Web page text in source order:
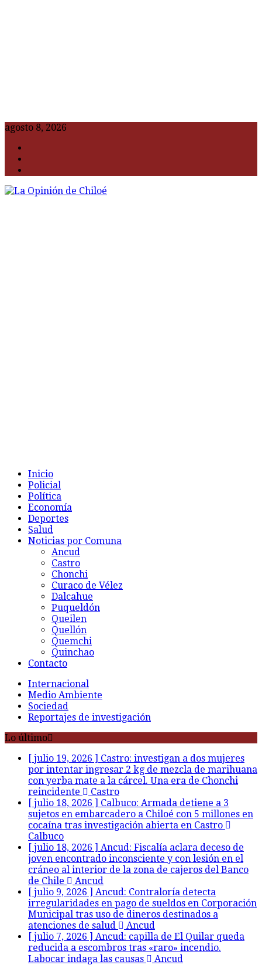
agosto 8, 2026
Inicio
Policial
Política
Economía
Deportes
Salud
Noticias por Comuna
Ancud
Castro
Chonchi
Curaco de Vélez
Dalcahue
Puqueldón
Queilen
Quellón
Quemchi
Quinchao
Contacto
Internacional
Medio Ambiente
Sociedad
Reportajes de investigación
Lo último
[ julio 19, 2026 ] Castro: investigan a dos mujeres
por intentar ingresar 2 kg de mezcla de marihuana
con yerba mate a la cárcel. Una era de Chonchi
reincidente
Castro
[ julio 18, 2026 ] Calbuco: Armada detiene a 3
sujetos en embarcadero a Chiloé con 5 millones en
cocaína tras investigación abierta en Castro
Calbuco
[ julio 18, 2026 ] Ancud: Fiscalía aclara deceso de
joven encontrado inconsciente y con lesión en el
cráneo al interior de la zona de cajeros del Banco
de Chile
Ancud
[ julio 9, 2026 ] Ancud: Contraloría detecta
irregularidades en pago de sueldos en Corporación
Municipal tras uso de dineros destinados a
atenciones de salud
Ancud
[ julio 7, 2026 ] Ancud: capilla de El Quilar queda
reducida a escombros tras «raro» incendio.
Labocar indaga las causas
Ancud